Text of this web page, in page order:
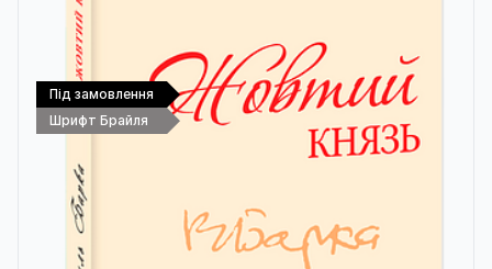
Шрифт Брайля
Під замовлення